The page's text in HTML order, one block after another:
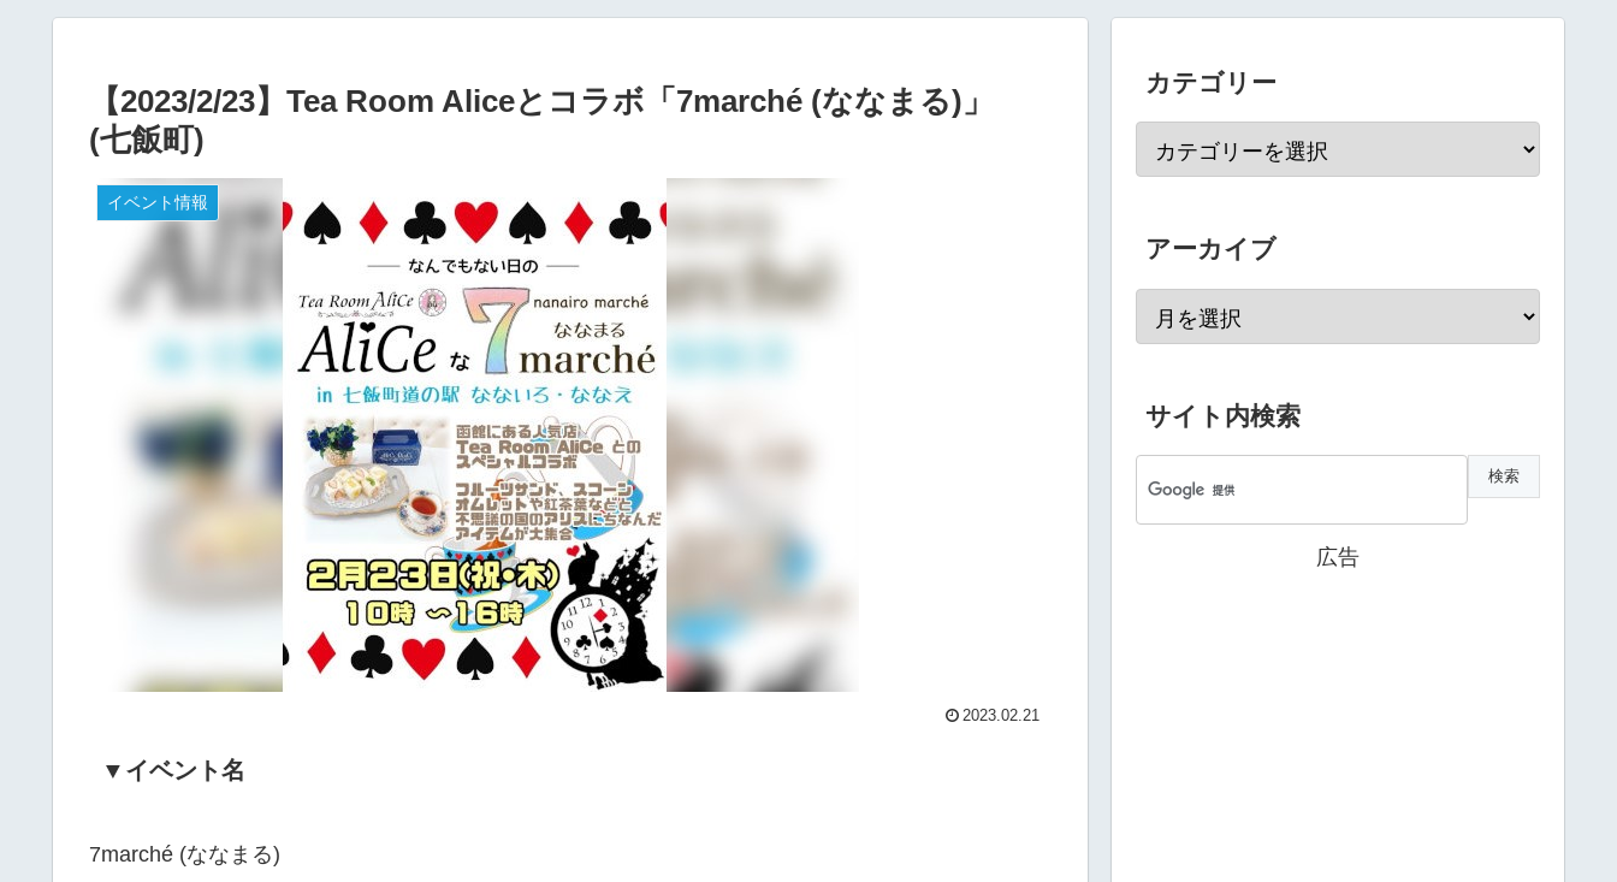
【2023/2/23】Tea Room Aliceとコラボ「7marché (ななまる)」
(七飯町)
イベント情報
2023.02.21
▼イベント名
7marché (ななまる)
カテゴリー
アーカイブ
サイト内検索
広告